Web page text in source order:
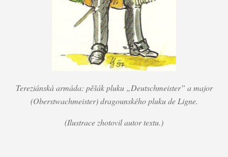
Tereziánská armáda: pěšák pluku „Deutschmeister” a major
(Oberstwachmeister) dragounského pluku de Ligne.
(Ilustrace zhotovil autor textu.)